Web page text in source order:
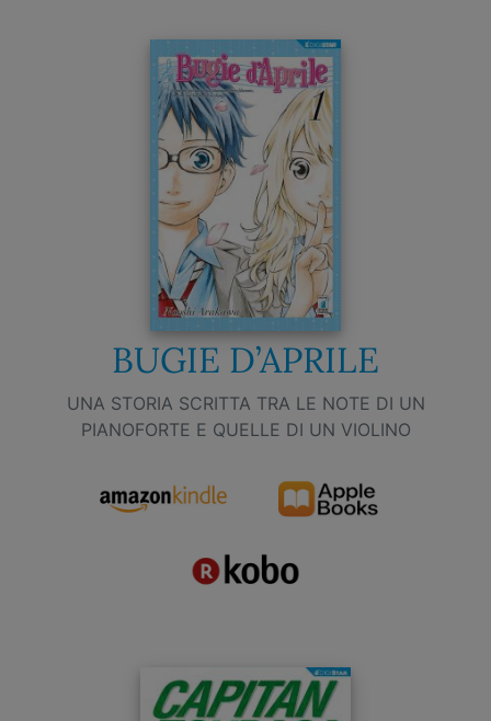
BUGIE D’APRILE
UNA STORIA SCRITTA TRA LE NOTE DI UN
PIANOFORTE E QUELLE DI UN VIOLINO